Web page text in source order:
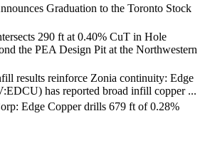
Graduation to the Toronto Stock
290 ft at 0.40% CuT in Hole
the PEA Design Pit at the Northwestern
results reinforce Zonia continuity: Edge
has reported broad infill copper ...
Edge Copper drills 679 ft of 0.28%